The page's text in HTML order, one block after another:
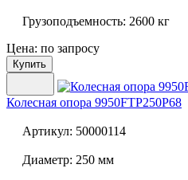
Грузоподъемность: 2600 кг
Цена: по запросу
Купить
Колесная опора 9950FTP250P68
Артикул: 50000114
Диаметр: 250 мм